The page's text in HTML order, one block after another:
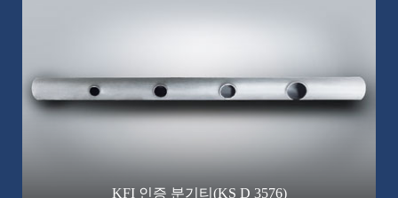
KFI 인증 분기티(KS D 3576)